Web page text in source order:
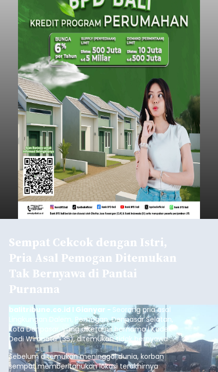
Sempat Cekcok dengan Istri,
Pria Asal Pemogan Ditemukan
Tak Bernyawa di Pantai
Purnama
balitribune.co.id I Gianyar - Seorang pria asal
Lingkungan Dalem, Pemogan, Denpasar Selatan,
Kota Denpasar, yang diketahui bernama I Kadek
Dedi Wiranata (35), ditemukan tidak bernyawa di
pesisir Pantai Purnama, Sukawati.
Sebelum ditemukan meninggal dunia, korban
sempat memberitahukan lokasi terakhirnya